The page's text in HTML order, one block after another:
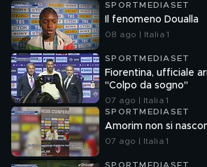
SPORTMEDIASET
Il fenomeno Doualla
08 ago | Italia 1
SPORTMEDIASET
Fiorentina, ufficiale
"Colpo da sogno"
07 ago | Italia 1
SPORTMEDIASET
Amorim non si
07 ago | Italia 1
SPORTMEDIASET